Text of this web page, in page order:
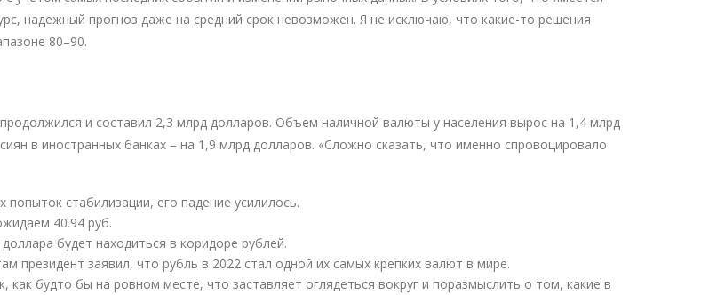
надежный прогноз даже на средний срок невозможен. Я не исключаю, что какие-то решения
80–90.
и составил 2,3 млрд долларов. Объем наличной валюты у населения вырос на 1,4 млрд
в иностранных банках – на 1,9 млрд долларов. «Сложно сказать, что именно спровоцировало
стабилизации, его падение усилилось.
40.94 руб.
будет находиться в коридоре рублей.
президент заявил, что рубль в 2022 стал одной их самых крепких валют в мире.
будто бы на ровном месте, что заставляет оглядеться вокруг и поразмыслить о том, какие в